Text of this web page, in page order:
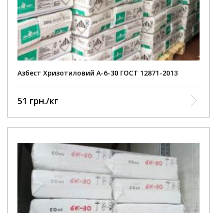
Азбест Хризотиловий А-6-30 ГОСТ 12871-2013
Питома поверхня 20 м2/г
51 грн./кг
Міцність на розрив понад 3000 Мпа
Щільність від 2,4 до 2,6 г/см3
Температура плавлення від 1450 до 1500 °C
Коефіцієнт тертя 0,8 одиниць